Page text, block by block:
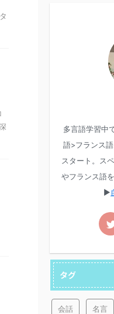
多言語学習中
語>フランス
スタート。ス
やフランス語
▶︎
タグ
会話 名言